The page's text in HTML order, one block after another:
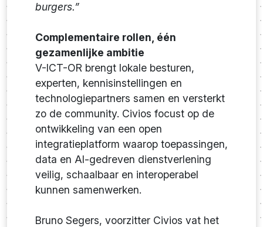
burgers.”
Complementaire rollen, één
gezamenlijke ambitie
V-ICT-OR brengt lokale besturen,
experten, kennisinstellingen en
technologiepartners samen en versterkt
zo de community. Civios focust op de
ontwikkeling van een open
integratieplatform waarop toepassingen,
data en AI-gedreven dienstverlening
veilig, schaalbaar en interoperabel
kunnen samenwerken.
Bruno Segers, voorzitter Civios vat het